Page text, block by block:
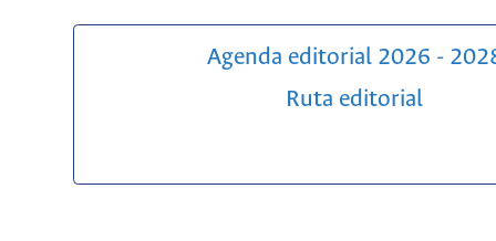
Agenda editorial 2026 -
Ruta editorial